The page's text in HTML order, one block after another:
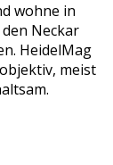
wohne in
Neckar
HeidelMag
meist